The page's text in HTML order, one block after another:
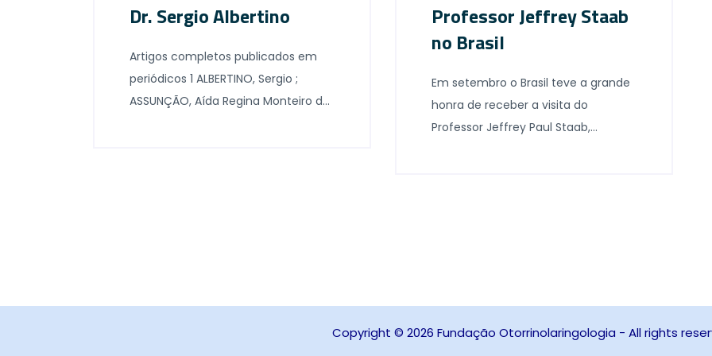
Dr. Sergio Albertino
Artigos completos publicados em
periódicos 1 ALBERTINO, Sergio ;
ASSUNÇÃO, Aída Regina Monteiro de
Professor Jeffrey Staab
no Brasil
Em setembro o Brasil teve a grande
honra de receber a visita do
Professor Jeffrey Paul Staab,
dia 23 de setembro proferiu […]
Copyright © 2026 Fundação Otorrinolaringologia - All rights